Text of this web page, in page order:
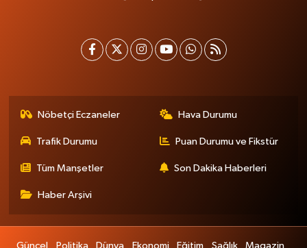
Nöbetçi Eczaneler Hava Durumu
Trafik Durumu Puan Durumu ve Fikstür
Tüm Manşetler Son Dakika Haberleri
Haber Arşivi
Güncel Politika Dünya Ekonomi Eğitim Sağlık Magazin